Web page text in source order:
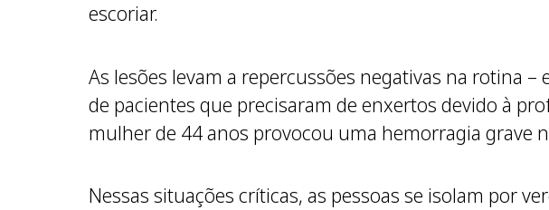
escoriar.
As lesões levam a repercussões negativas na rotina
de pacientes que precisaram de enxertos devido à
mulher de 44 anos provocou uma hemorragia grave
Nessas situações críticas, as pessoas se isolam por